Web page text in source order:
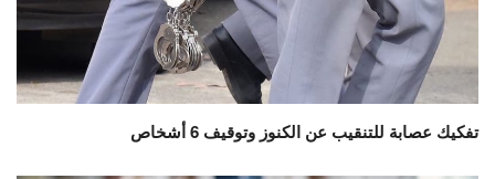
تفكيك عصابة للتنقيب عن الكنوز وتوقيف 6 أشخاص